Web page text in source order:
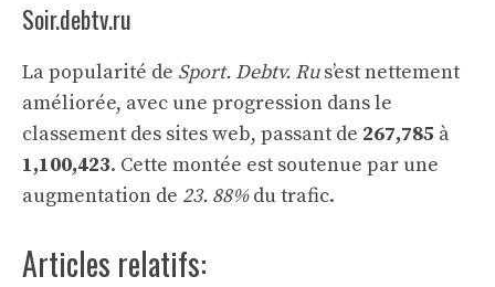
Soir.debtv.ru
La popularité de Sport. Debtv. Rus’est nettement
améliorée, avec une progression dans le
classement des sites web, passant de 267,785 à
1,100,423. Cette montée est soutenue par une
augmentation de 23. 88%du trafic.
Articles relatifs: